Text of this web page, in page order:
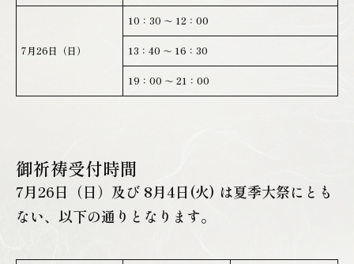
7月26日（日）
10：30 ～ 12：00
13：40 ～ 16：30
19：00 ～ 21：00
御祈祷受付時間
7月26日（日）及び 8月4日(火) は夏季大祭にとも
ない、以下の通りとなります。